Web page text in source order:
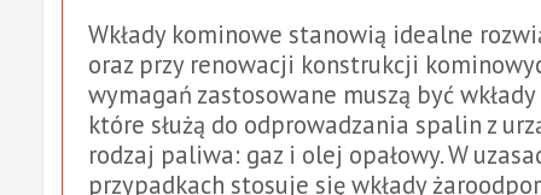
Wkłady kominowe stanowią idealne
oraz przy renowacji konstrukcji
wymagań zastosowane muszą być
które służą do odprowadzania spalin z
rodzaj paliwa: gaz i olej opałowy. W
przypadkach stosuje się wkłady